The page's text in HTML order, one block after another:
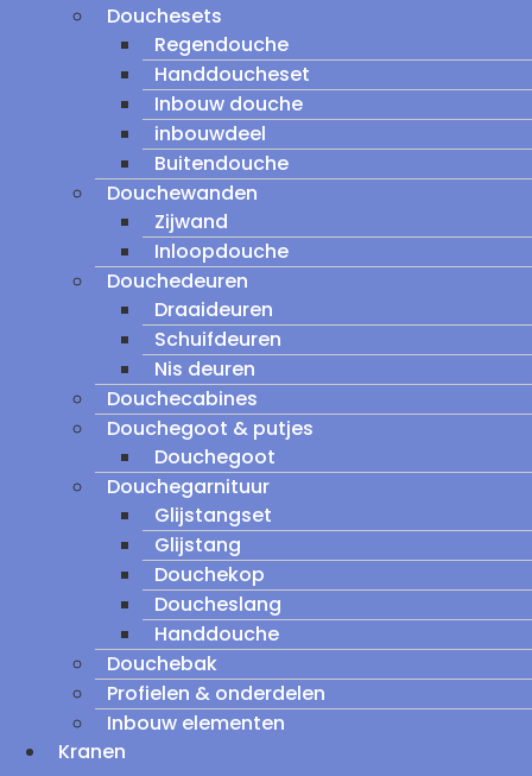
Douchesets
Regendouche
Handdoucheset
Inbouw douche
inbouwdeel
Buitendouche
Douchewanden
Zijwand
Inloopdouche
Douchedeuren
Draaideuren
Schuifdeuren
Nis deuren
Douchecabines
Douchegoot & putjes
Douchegoot
Douchegarnituur
Glijstangset
Glijstang
Douchekop
Doucheslang
Handdouche
Douchebak
Profielen & onderdelen
Inbouw elementen
Kranen